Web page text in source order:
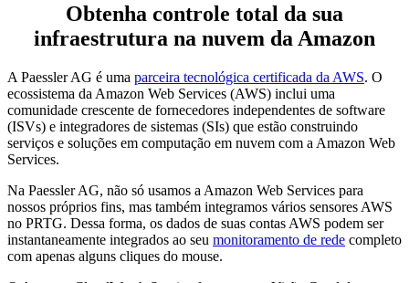
Obtenha controle total da sua
infraestrutura na nuvem da Amazon
A Paessler AG é uma parceira tecnológica certificada da AWS. O
ecossistema da Amazon Web Services (AWS) inclui uma
comunidade crescente de fornecedores independentes de software
(ISVs) e integradores de sistemas (SIs) que estão construindo
serviços e soluções em computação em nuvem com a Amazon Web
Services.
Na Paessler AG, não só usamos a Amazon Web Services para
nossos próprios fins, mas também integramos vários sensores AWS
no PRTG. Dessa forma, os dados de suas contas AWS podem ser
instantaneamente integrados ao seu monitoramento de rede completo
com apenas alguns cliques do mouse.